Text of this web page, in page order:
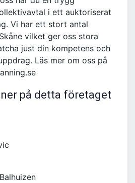
i ett auktoriserat
Vi har ett stort antal
vilket ger oss stora
just din kompetens och
Läs mer om oss på
på detta företaget